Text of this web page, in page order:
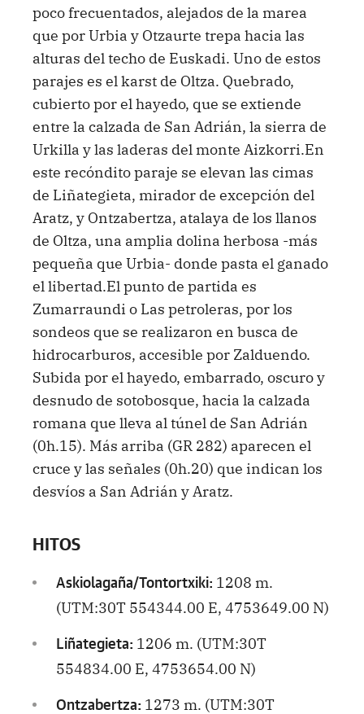
poco frecuentados, alejados de la marea
que por Urbia y Otzaurte trepa hacia las
alturas del techo de Euskadi. Uno de estos
parajes es el karst de Oltza. Quebrado,
cubierto por el hayedo, que se extiende
entre la calzada de San Adrián, la sierra de
Urkilla y las laderas del monte Aizkorri.En
este recóndito paraje se elevan las cimas
de Liñategieta, mirador de excepción del
Aratz, y Ontzabertza, atalaya de los llanos
de Oltza, una amplia dolina herbosa -más
pequeña que Urbia- donde pasta el ganado
el libertad.El punto de partida es
Zumarraundi o Las petroleras, por los
sondeos que se realizaron en busca de
hidrocarburos, accesible por Zalduendo.
Subida por el hayedo, embarrado, oscuro y
desnudo de sotobosque, hacia la calzada
romana que lleva al túnel de San Adrián
(0h.15). Más arriba (GR 282) aparecen el
cruce y las señales (0h.20) que indican los
desvíos a San Adrián y Aratz.
HITOS
Askiolagaña/Tontortxiki: 1208 m.
(UTM:30T 554344.00 E, 4753649.00 N)
Liñategieta: 1206 m. (UTM:30T
554834.00 E, 4753654.00 N)
Ontzabertza: 1273 m. (UTM:30T